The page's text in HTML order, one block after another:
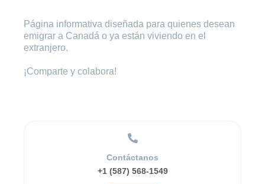
Página informativa diseñada para quienes desean
emigrar a Canadá o ya están viviendo en el
extranjero.
¡Comparte y colabora!
Contáctanos
+1 (587) 568-1549